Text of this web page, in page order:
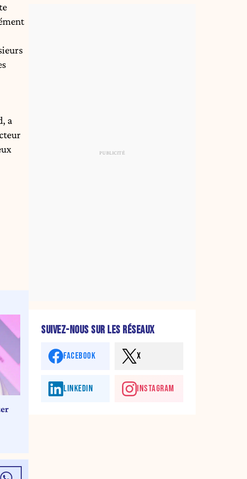
a
SUIVEZ-NOUS SUR LES RÉSEAUX
FACEBOOK X
LINKEDIN INSTAGRAM